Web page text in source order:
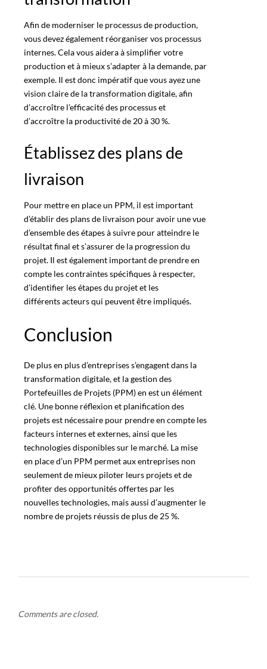
Afin de moderniser le processus de production,
vous devez également réorganiser vos processus
internes. Cela vous aidera à simplifier votre
production et à mieux s’adapter à la demande, par
exemple. Il est donc impératif que vous ayez une
vision claire de la transformation digitale, afin
d’accroître l’efficacité des processus et
d’accroître la productivité de 20 à 30 %.
Établissez des plans de
livraison
Pour mettre en place un PPM, il est important
d’établir des plans de livraison pour avoir une vue
d’ensemble des étapes à suivre pour atteindre le
résultat final et s’assurer de la progression du
projet. Il est également important de prendre en
compte les contraintes spécifiques à respecter,
d’identifier les étapes du projet et les
différents acteurs qui peuvent être impliqués.
Conclusion
De plus en plus d’entreprises s’engagent dans la
transformation digitale, et la gestion des
Portefeuilles de Projets (PPM)en est un élément
clé. Une bonne réflexion et planification des
projets est nécessaire pour prendre en compte les
facteurs internes et externes, ainsi que les
technologies disponibles sur le marché. La mise
en place d’un PPM permet aux entreprises non
seulement de mieux piloter leurs projets et de
profiter des opportunités offertes par les
nouvelles technologies, mais aussi d’augmenter le
nombre de projets réussis de plus de 25 %.
Comments are closed.